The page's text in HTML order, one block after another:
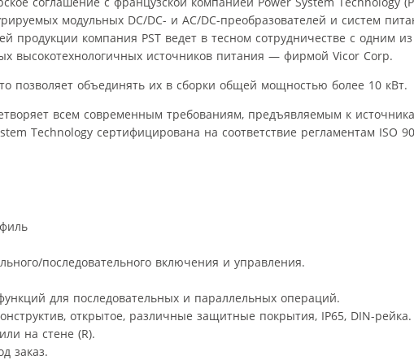
модульных DC/DC- и AC/DC-преобразователей и систем
продукции компания PST ведет в тесном сотрудничестве с одним
высокотехнологичных источников питания — фирмой Vicor Corp.
позволяет объединять их в сборки общей мощностью более 10 кВт.
всем современным требованиям, предъявляемым к
Technology сертифицирована на соответствие регламентам ISO
последовательного включения и управления.
для последовательных и параллельных операций.
открытое, различные защитные покрытия, IP65, DIN-рейка.
на стене (R).
заказ.